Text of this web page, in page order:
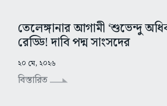
তেলেঙ্গানার আগামী ‘শুভেন্দু
রেড্ডি! দাবি পদ্ম সাংসদের
২০ মে, ২০২৬
বিস্তারিত